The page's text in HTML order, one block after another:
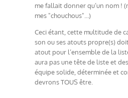
me fallait donner qu’un nom !
mes "chouchous"…)
Ceci étant, cette multitude de
son ou ses atouts propre(s)
atout pour l’ensemble de la
aura pas une tête de liste et
équipe solide, déterminée et
devrons TOUS être.